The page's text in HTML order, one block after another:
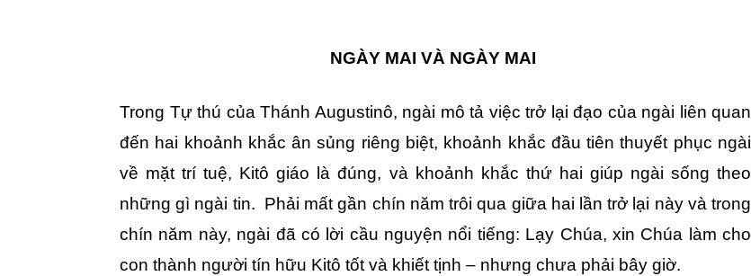
NGÀY MAI VÀ NGÀY MAI
Trong Tự thú của Thánh Augustinô, ngài mô tả việc trở lại đạo của ngài liên quan
đến hai khoảnh khắc ân sủng riêng biệt, khoảnh khắc đầu tiên thuyết phục ngài
về mặt trí tuệ, Kitô giáo là đúng, và khoảnh khắc thứ hai giúp ngài sống theo
những gì ngài tin. Phải mất gần chín năm trôi qua giữa hai lần trở lại này và trong
chín năm này, ngài đã có lời cầu nguyện nổi tiếng: Lạy Chúa, xin Chúa làm cho
con thành người tín hữu Kitô tốt và khiết tịnh – nhưng chưa phải bây giờ.